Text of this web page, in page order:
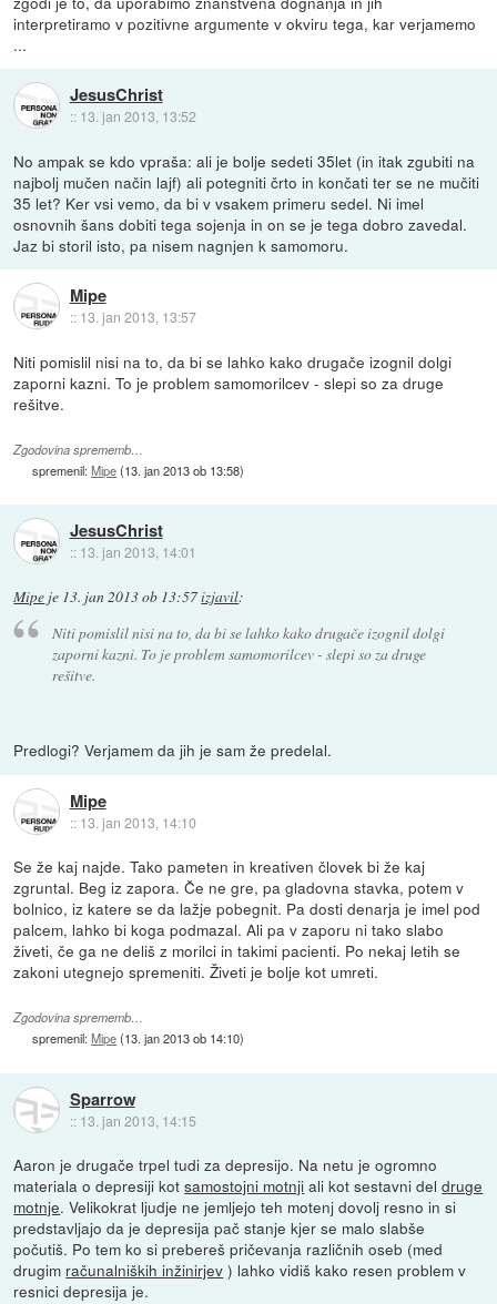
interpretiramo v pozitivne argumente v okviru tega, kar verjamemo
...
JesusChrist
:: 13. jan 2013, 13:52
No ampak se kdo vpraša: ali je bolje sedeti 35let (in itak zgubiti na
najbolj mučen način lajf) ali potegniti črto in končati ter se ne mučiti
35 let? Ker vsi vemo, da bi v vsakem primeru sedel. Ni imel
osnovnih šans dobiti tega sojenja in on se je tega dobro zavedal.
Jaz bi storil isto, pa nisem nagnjen k samomoru.
Mipe
:: 13. jan 2013, 13:57
Niti pomislil nisi na to, da bi se lahko kako drugače izognil dolgi
zaporni kazni. To je problem samomorilcev - slepi so za druge
rešitve.
Zgodovina sprememb…
spremenil:Mipe(13. jan 2013 ob 13:58)
JesusChrist
:: 13. jan 2013, 14:01
Mipe je 13. jan 2013 ob 13:57izjavil:
Niti pomislil nisi na to, da bi se lahko kako drugače izognil dolgi
zaporni kazni. To je problem samomorilcev - slepi so za druge
rešitve.
Predlogi? Verjamem da jih je sam že predelal.
Mipe
:: 13. jan 2013, 14:10
Se že kaj najde. Tako pameten in kreativen človek bi že kaj
zgruntal. Beg iz zapora. Če ne gre, pa gladovna stavka, potem v
bolnico, iz katere se da lažje pobegnit. Pa dosti denarja je imel pod
palcem, lahko bi koga podmazal. Ali pa v zaporu ni tako slabo
živeti, če ga ne deliš z morilci in takimi pacienti. Po nekaj letih se
zakoni utegnejo spremeniti. Živeti je bolje kot umreti.
Zgodovina sprememb…
spremenil:Mipe(13. jan 2013 ob 14:10)
Sparrow
:: 13. jan 2013, 14:15
Aaron je drugače trpel tudi za depresijo. Na netu je ogromno
materiala o depresiji kotsamostojni motnji ali kot sestavni deldruge
motnje. Velikokrat ljudje ne jemljejo teh motenj dovolj resno in si
predstavljajo da je depresija pač stanje kjer se malo slabše
počutiš. Po tem ko si prebereš pričevanja različnih oseb (med
drugim računalniških inžinirjev ) lahko vidiš kako resen problem v
resnici depresija je.